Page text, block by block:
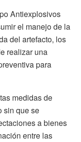
Antiexplosivos
el manejo de la
del artefacto, los
realizar una
para
medidas de
sin que se
a bienes
entre las